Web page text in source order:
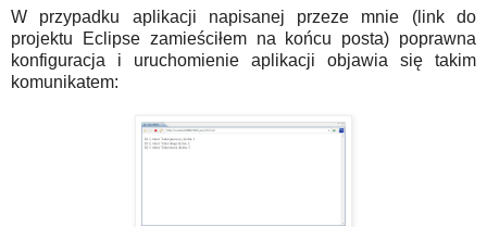
W przypadku aplikacji napisanej przeze mnie (link do
projektu Eclipse zamieściłem na końcu posta) poprawna
konfiguracja i uruchomienie aplikacji objawia się takim
komunikatem: